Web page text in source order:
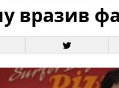
вразив